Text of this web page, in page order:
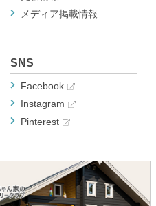
メディア掲載情報
SNS
Facebook
Instagram
Pinterest